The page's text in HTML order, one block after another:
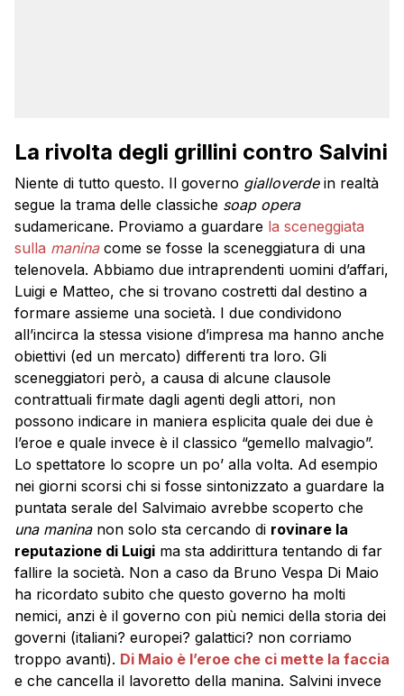
La rivolta degli grillini contro Salvini
Niente di tutto questo. Il governo gialloverdein realtà
segue la trama delle classiche soap opera
sudamericane. Proviamo a guardare la sceneggiata
sulla maninacome se fosse la sceneggiatura di una
telenovela. Abbiamo due intraprendenti uomini d’affari,
Luigi e Matteo, che si trovano costretti dal destino a
formare assieme una società. I due condividono
all’incirca la stessa visione d’impresa ma hanno anche
obiettivi (ed un mercato) differenti tra loro. Gli
sceneggiatori però, a causa di alcune clausole
contrattuali firmate dagli agenti degli attori, non
possono indicare in maniera esplicita quale dei due è
l’eroe e quale invece è il classico “gemello malvagio”.
Lo spettatore lo scopre un po’ alla volta. Ad esempio
nei giorni scorsi chi si fosse sintonizzato a guardare la
puntata serale del Salvimaio avrebbe scoperto che
una maninanon solo sta cercando di rovinare la
reputazione di Luigi ma sta addirittura tentando di far
fallire la società. Non a caso da Bruno Vespa Di Maio
ha ricordato subito che questo governo ha molti
nemici, anzi è il governo con più nemici della storia dei
governi (italiani? europei? galattici? non corriamo
troppo avanti). Di Maio è l’eroe che ci mette la faccia
e che cancella il lavoretto della manina. Salvini invece